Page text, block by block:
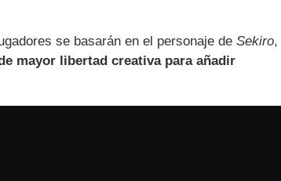
se basarán en el personaje de Sekiro,
mayor libertad creativa para añadir